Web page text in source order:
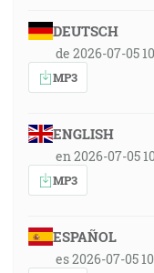
DEUTSCH
de 2026-07-05
MP3
ENGLISH
en 2026-07-05
MP3
ESPAÑOL
es 2026-07-05